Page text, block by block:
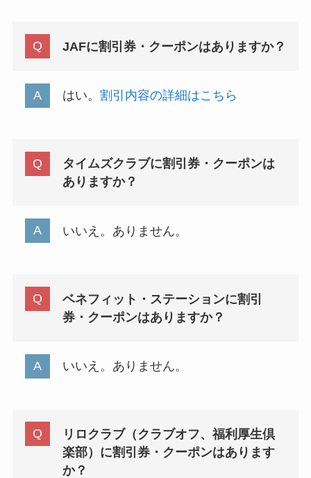
JAFに割引券・クーポンはありますか？
はい。 割引内容の詳細はこちら
タイムズクラブに割引券・クーポンは
ありますか？
いいえ。ありません。
ベネフィット・ステーションに割引
券・クーポンはありますか？
いいえ。ありません。
リロクラブ（クラブオフ、福利厚生倶
楽部）に割引券・クーポンはあります
か？